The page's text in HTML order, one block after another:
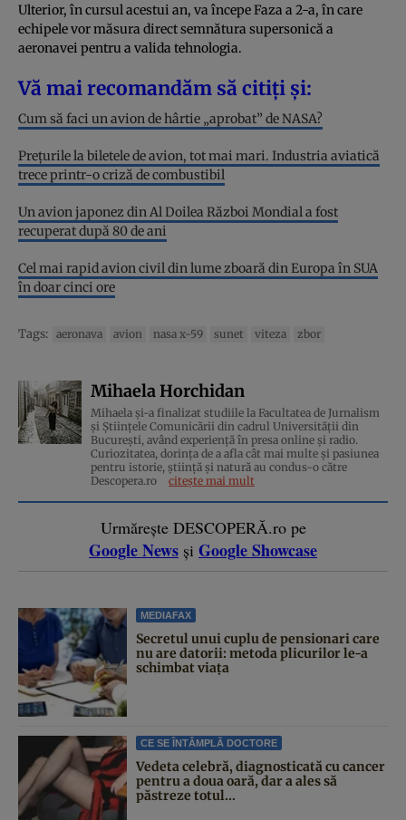
Ulterior, în cursul acestui an, va începe Faza a 2-a, în care
echipele vor măsura direct semnătura supersonică a
aeronavei pentru a valida tehnologia.
Vă mai recomandăm să citiți și:
Cum să faci un avion de hârtie „aprobat” de NASA?
Prețurile la biletele de avion, tot mai mari. Industria aviatică
trece printr-o criză de combustibil
Un avion japonez din Al Doilea Război Mondial a fost
recuperat după 80 de ani
Cel mai rapid avion civil din lume zboară din Europa în SUA
în doar cinci ore
Tags: aeronava avion nasa x-59 sunet viteza zbor
Mihaela Horchidan
Mihaela și-a finalizat studiile la Facultatea de Jurnalism
și Științele Comunicării din cadrul Universității din
București, având experiență în presa online și radio.
Curiozitatea, dorința de a afla cât mai multe și pasiunea
pentru istorie, ştiinţă şi natură au condus-o către
Descopera.ro
citește mai mult
Urmărește DESCOPERĂ.ro pe
Google News și Google Showcase
MEDIAFAX
Secretul unui cuplu de pensionari care
nu are datorii: metoda plicurilor le-a
schimbat viața
CE SE ÎNTÂMPLĂ DOCTORE
Vedeta celebră, diagnosticată cu cancer
pentru a doua oară, dar a ales să
păstreze totul...